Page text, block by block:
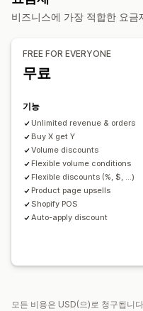
함께 자주 구매하는 제품
사용자 지정 번들
설정 가능한 가격
고정 가격
도매가
사용자 지정 규칙
무료 기프트
수량 구분
분석
클릭률
전환율 추천 실적 퍼
비즈니스에 가장 적합한 요금
FREE FOR EVERYONE
무료
기능
Unlimited revenue & orders
Buy X get Y
Volume discounts
Flexible volume conditions
Flexible discounts (%, $, ...)
Product page upsells
Shopify POS
Auto-apply discount
모든 비용은 USD(으)로 청구됩니